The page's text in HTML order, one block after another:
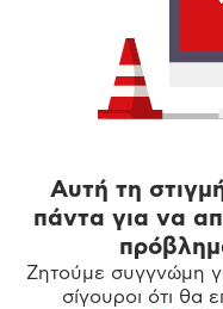
Αυτή τη
πάντα για να
Ζητούμε συγγνώμη
σίγουροι ότι θα